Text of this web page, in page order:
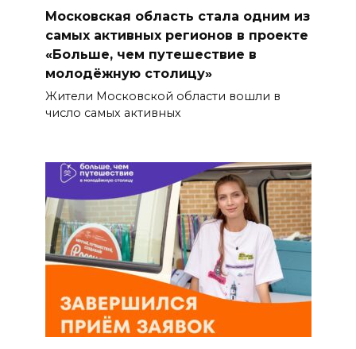
Московская область стала одним из
самых активных регионов в проекте
«Больше, чем путешествие в
молодёжную столицу»
Жители Московской области вошли в
число самых активных